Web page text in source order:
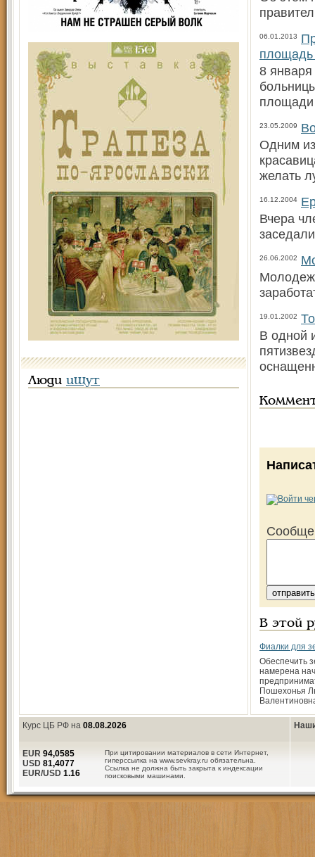
Люди ищут
06.01.2013
8 января
23.05.2009
Одним
желать
16.12.2004
Вчера
26.06.2002
19.01.2002
В одной
В этой
Фиалки для
Обеспечить
намерена
Пошехонья
Курс ЦБ РФ на 08.08.2026
При цитировании материалов в сети Интернет,
гиперссылка на www.sevkray.ru обязательна.
Ссылка не должна быть закрыта к индексации
поисковыми машинами.
EUR 94,0585
USD 81,4077
EUR/USD 1.16